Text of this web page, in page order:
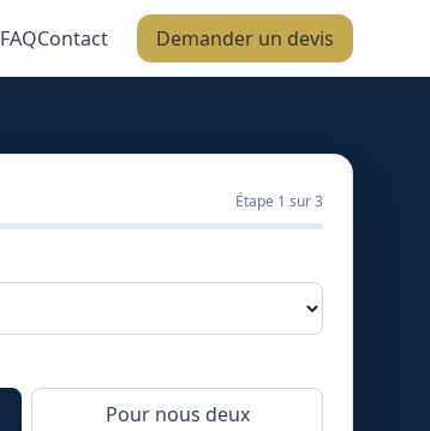
FAQContact Demander un devis
Étape 1 sur 3
Pour nous deux